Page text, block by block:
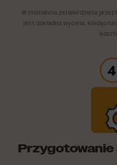
W momencie zatwierdzenia
jest dokładna wycena, kładąc